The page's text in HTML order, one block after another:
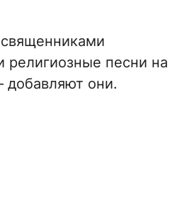
религиозные песни на
добавляют они.